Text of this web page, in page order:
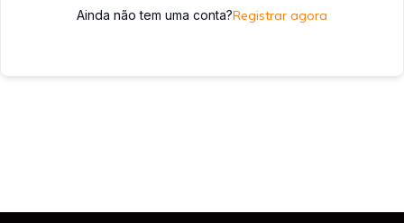
Ainda não tem uma conta?Registrar agora